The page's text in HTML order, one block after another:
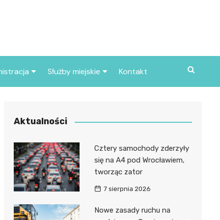
miasta
Służby miejskie
Policja
Kontakt
Aktualności
Cztery samochody zderzyły
się na A4 pod Wrocławiem,
tworząc zator
7 sierpnia 2026
Nowe zasady ruchu na